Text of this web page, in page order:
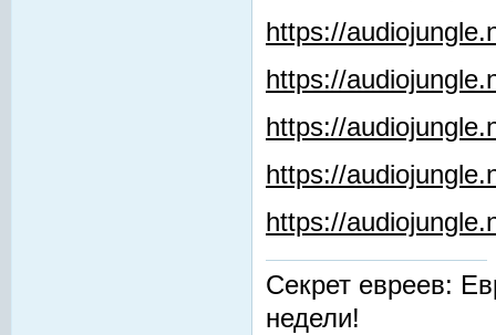
https://
https://
https://
https://
https://
Секрет евреев:
недели!